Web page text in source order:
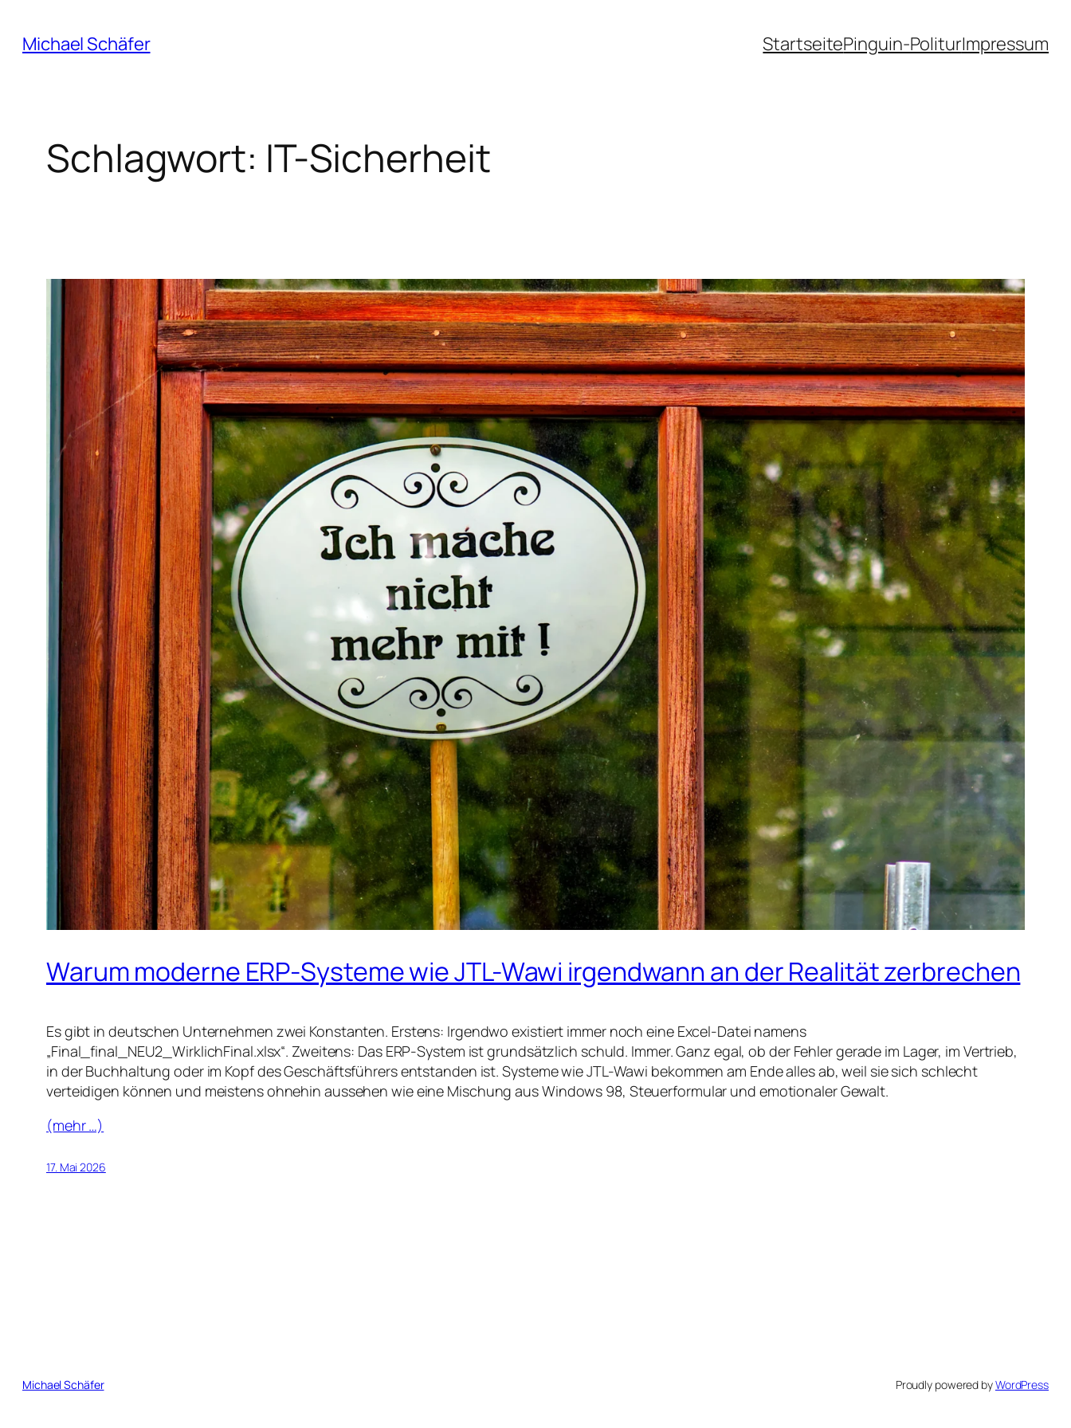
Inhalt
Michael Schäfer StartseitePinguin-PoliturImpressum
Schlagwort: IT-Sicherheit
Warum moderne ERP-Systeme wie JTL-Wawi irgendwann an der Realität zerbrechen
Es gibt in deutschen Unternehmen zwei Konstanten. Erstens: Irgendwo existiert immer noch eine Excel-Datei namens
„Final_final_NEU2_WirklichFinal.xlsx“. Zweitens: Das ERP-System ist grundsätzlich schuld. Immer. Ganz egal, ob der Fehler gerade im Lager, im Vertrieb,
in der Buchhaltung oder im Kopf des Geschäftsführers entstanden ist. Systeme wie JTL-Wawi bekommen am Ende alles ab, weil sie sich schlecht
verteidigen können und meistens ohnehin aussehen wie eine Mischung aus Windows 98, Steuerformular und emotionaler Gewalt.
(mehr …)
17. Mai 2026
Michael Schäfer Proudly powered byWordPress